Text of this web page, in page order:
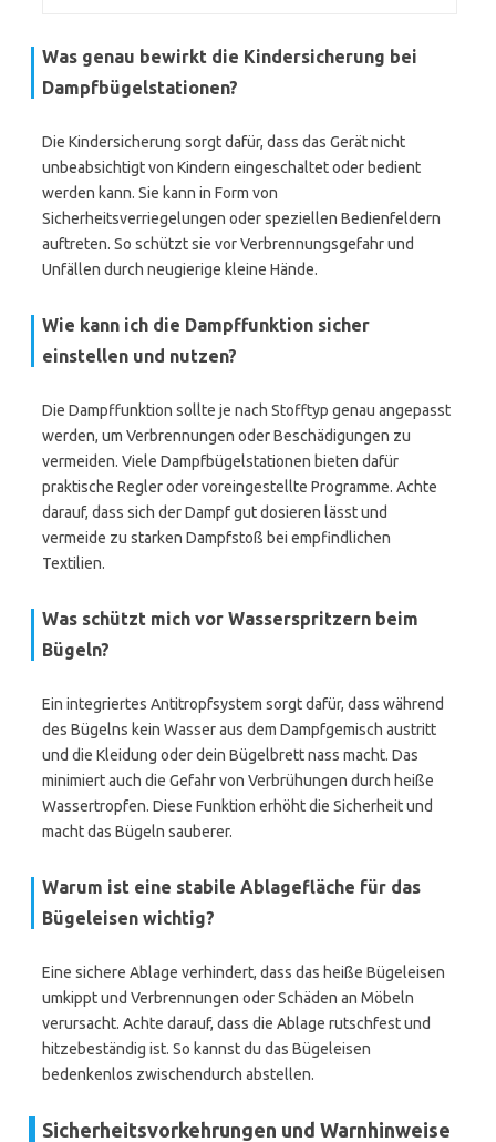
Was genau bewirkt die Kindersicherung bei
Dampfbügelstationen?
Die Kindersicherung sorgt dafür, dass das Gerät nicht
unbeabsichtigt von Kindern eingeschaltet oder bedient
werden kann. Sie kann in Form von
Sicherheitsverriegelungen oder speziellen Bedienfeldern
auftreten. So schützt sie vor Verbrennungsgefahr und
Unfällen durch neugierige kleine Hände.
Wie kann ich die Dampffunktion sicher
einstellen und nutzen?
Die Dampffunktion sollte je nach Stofftyp genau angepasst
werden, um Verbrennungen oder Beschädigungen zu
vermeiden. Viele Dampfbügelstationen bieten dafür
praktische Regler oder voreingestellte Programme. Achte
darauf, dass sich der Dampf gut dosieren lässt und
vermeide zu starken Dampfstoß bei empfindlichen
Textilien.
Was schützt mich vor Wasserspritzern beim
Bügeln?
Ein integriertes Antitropfsystem sorgt dafür, dass während
des Bügelns kein Wasser aus dem Dampfgemisch austritt
und die Kleidung oder dein Bügelbrett nass macht. Das
minimiert auch die Gefahr von Verbrühungen durch heiße
Wassertropfen. Diese Funktion erhöht die Sicherheit und
macht das Bügeln sauberer.
Warum ist eine stabile Ablagefläche für das
Bügeleisen wichtig?
Eine sichere Ablage verhindert, dass das heiße Bügeleisen
umkippt und Verbrennungen oder Schäden an Möbeln
verursacht. Achte darauf, dass die Ablage rutschfest und
hitzebeständig ist. So kannst du das Bügeleisen
bedenkenlos zwischendurch abstellen.
Sicherheitsvorkehrungen und Warnhinweise